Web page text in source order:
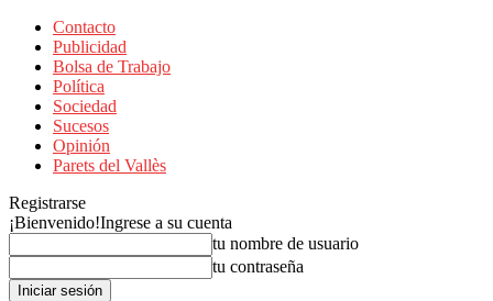
Contacto
Publicidad
Bolsa de Trabajo
Política
Sociedad
Sucesos
Opinión
Parets del Vallès
Registrarse
¡Bienvenido!Ingrese a su cuenta
tu nombre de usuario
tu contraseña